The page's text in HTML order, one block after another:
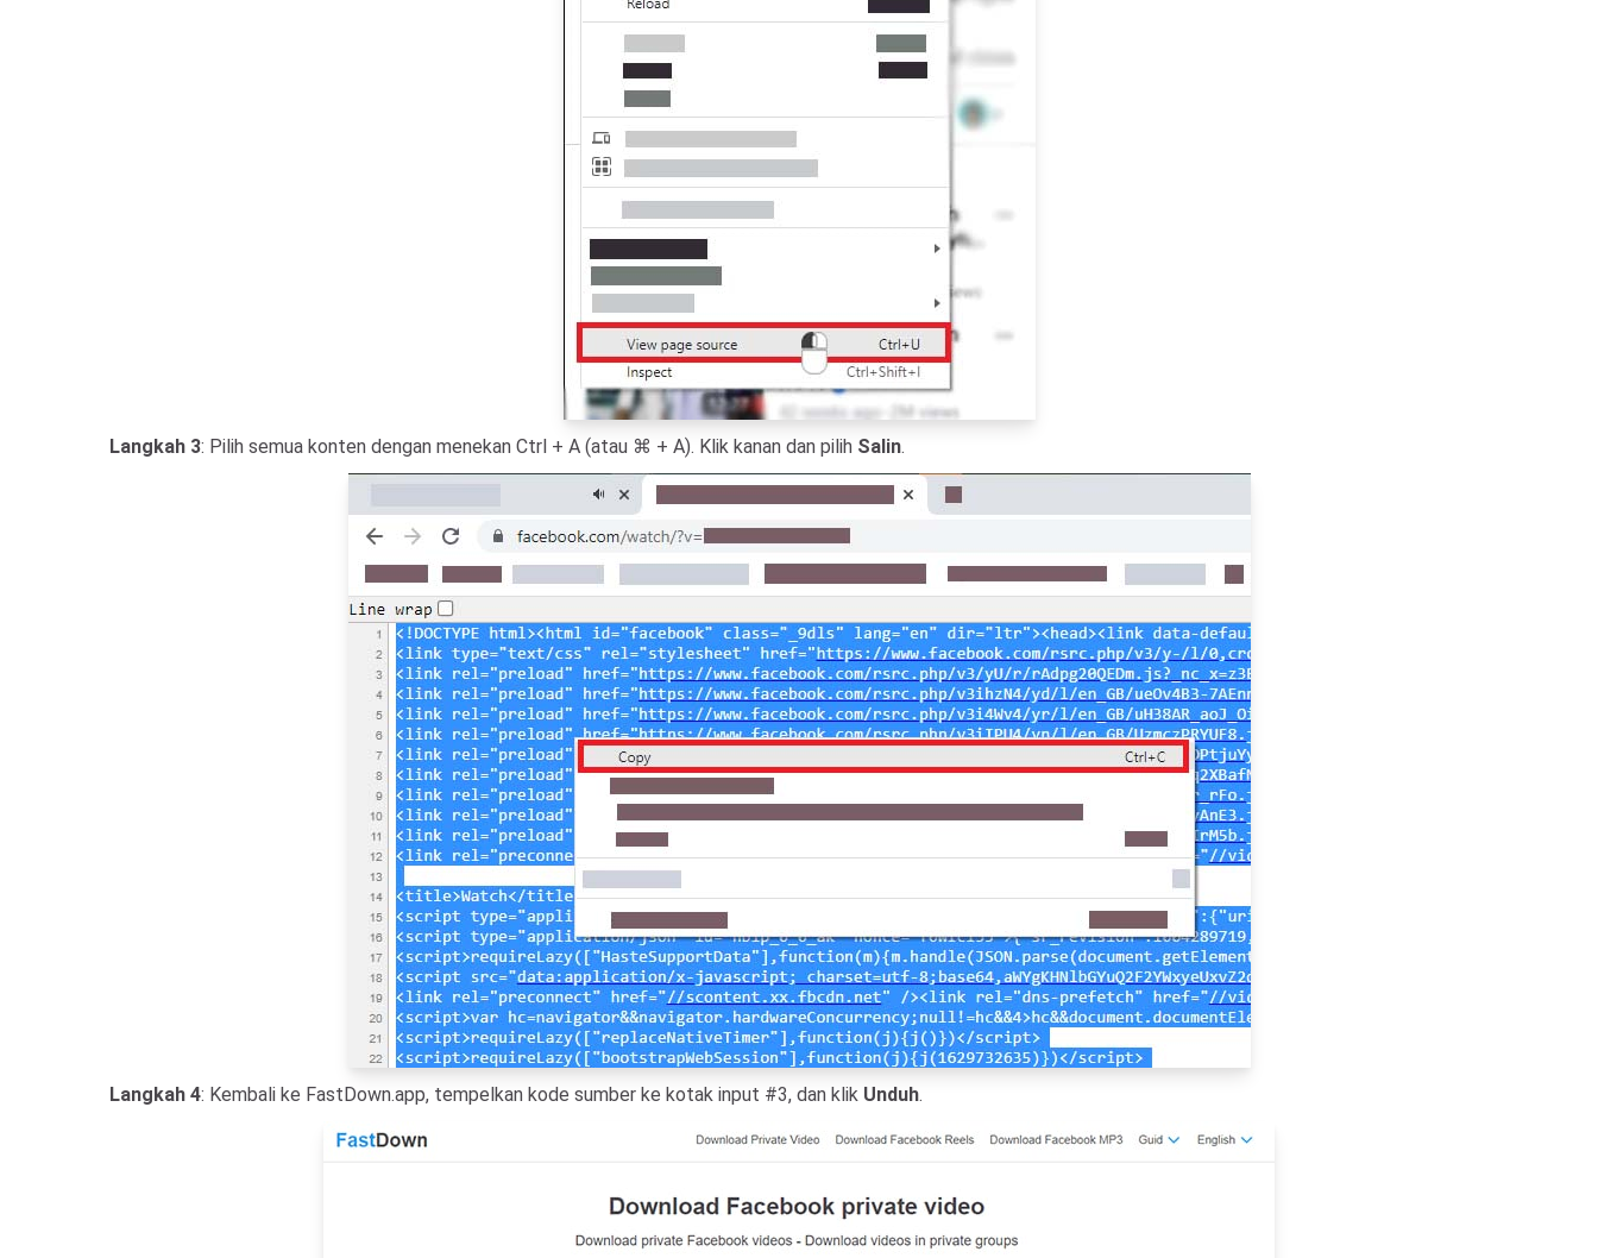
Langkah 3: Pilih semua konten dengan menekan Ctrl + A (atau ⌘ + A). Klik kanan dan pilih Salin.
Langkah 4: Kembali ke FastDown.app, tempelkan kode sumber ke kotak input #3, dan klik Unduh.